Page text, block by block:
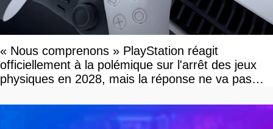
« Nous comprenons » PlayStation réagit
officiellement à la polémique sur l'arrêt des jeux
physiques en 2028, mais la réponse ne va pas